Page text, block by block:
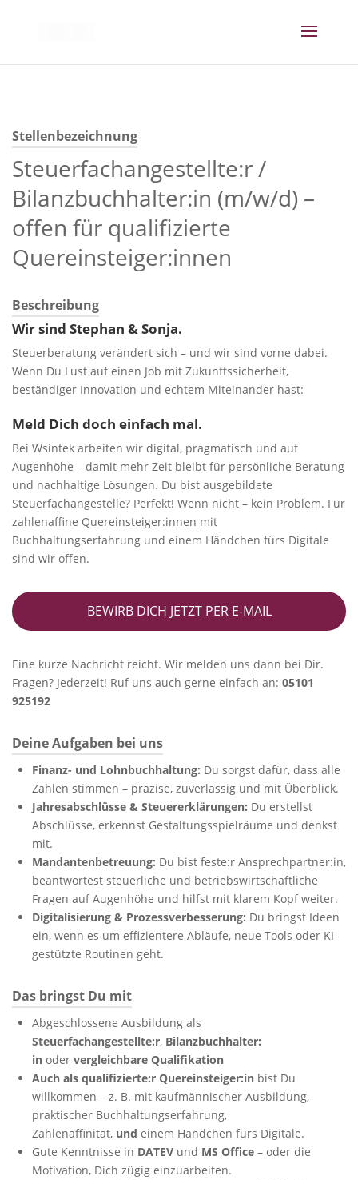
Stellenbezeichnung
Steuerfachangestellte:r /
Bilanzbuchhalter:in (m/w/d) –
offen für qualifizierte
Quereinsteiger:innen
Beschreibung
Wir sind Stephan & Sonja.
Steuerberatung verändert sich – und wir sind vorne dabei.
Wenn Du Lust auf einen Job mit Zukunftssicherheit,
beständiger Innovation und echtem Miteinander hast:
Meld Dich doch einfach mal.
Bei Wsintek arbeiten wir digital, pragmatisch und auf
Augenhöhe – damit mehr Zeit bleibt für persönliche Beratung
und nachhaltige Lösungen. Du bist ausgebildete
Steuerfachangestelle? Perfekt! Wenn nicht – kein Problem. Für
zahlenaffine Quereinsteiger:innen mit
Buchhaltungserfahrung und einem Händchen fürs Digitale
sind wir offen.
BEWIRB DICH JETZT PER E-MAIL
Eine kurze Nachricht reicht. Wir melden uns dann bei Dir.
Fragen? Jederzeit! Ruf uns auch gerne einfach an: 05101
925192
Deine Aufgaben bei uns
Finanz- und Lohnbuchhaltung: Du sorgst dafür, dass alle
Zahlen stimmen – präzise, zuverlässig und mit Überblick.
Jahresabschlüsse & Steuererklärungen: Du erstellst
Abschlüsse, erkennst Gestaltungsspielräume und denkst
mit.
Mandantenbetreuung: Du bist feste:r Ansprechpartner:in,
beantwortest steuerliche und betriebswirtschaftliche
Fragen auf Augenhöhe und hilfst mit klarem Kopf weiter.
Digitalisierung & Prozessverbesserung: Du bringst Ideen
ein, wenn es um effizientere Abläufe, neue Tools oder KI-
gestützte Routinen geht.
Das bringst Du mit
Abgeschlossene Ausbildung als
Steuerfachangestellte:r, Bilanzbuchhalter:
in oder vergleichbare Qualifikation
Auch als qualifizierte:r Quereinsteiger:in bist Du
willkommen – z. B. mit kaufmännischer Ausbildung,
praktischer Buchhaltungserfahrung,
Zahlenaffinität, und einem Händchen fürs Digitale.
Gute Kenntnisse in DATEV und MS Office – oder die
Motivation, Dich zügig einzuarbeiten.